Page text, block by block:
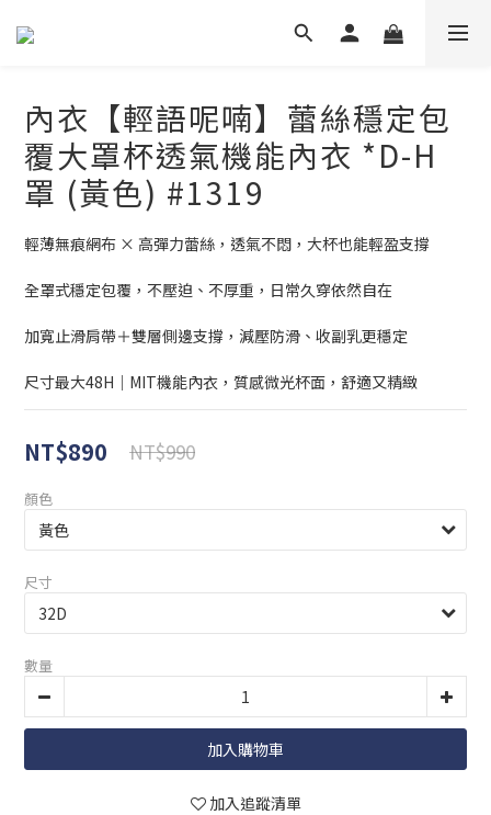
內衣【輕語呢喃】蕾絲穩定包
覆大罩杯透氣機能內衣 *D-H
罩 (黃色) #1319
輕薄無痕網布 × 高彈力蕾絲，透氣不悶，大杯也能輕盈支撐
全罩式穩定包覆，不壓迫、不厚重，日常久穿依然自在
加寬止滑肩帶＋雙層側邊支撐，減壓防滑、收副乳更穩定
尺寸最大48H｜MIT機能內衣，質感微光杯面，舒適又精緻
NT$890 NT$990
顏色
尺寸
數量
加入購物車
加入追蹤清單